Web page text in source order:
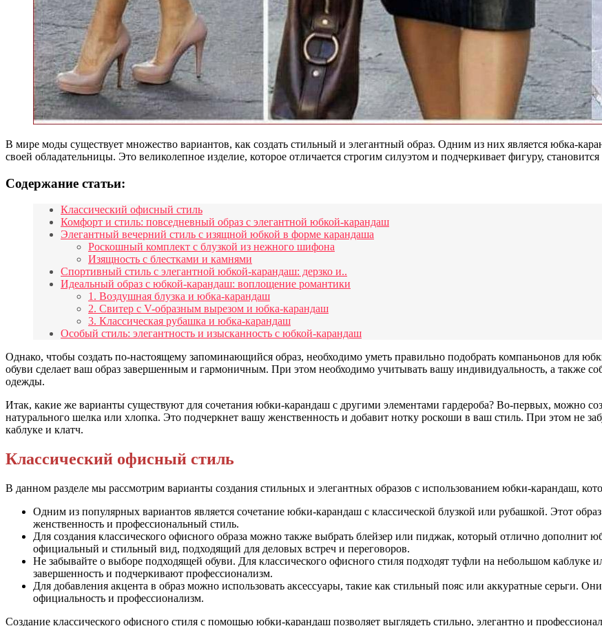
В мире моды существует множество вариантов, как создать стильный и элегантный образ. Одним из них является юбка-
своей обладательницы. Это великолепное изделие, которое отличается строгим силуэтом и подчеркивает фигуру,
Содержание статьи:
Классический офисный стиль
Комфорт и стиль: повседневный образ с элегантной юбкой-карандаш
Элегантный вечерний стиль с изящной юбкой в форме карандаша
Роскошный комплект с блузкой из нежного шифона
Изящность с блестками и камнями
Спортивный стиль с элегантной юбкой-карандаш: дерзко и..
Идеальный образ с юбкой-карандаш: воплощение романтики
1. Воздушная блузка и юбка-карандаш
2. Свитер с V-образным вырезом и юбка-карандаш
3. Классическая рубашка и юбка-карандаш
Особый стиль: элегантность и изысканность с юбкой-карандаш
Однако, чтобы создать по-настоящему запоминающийся образ, необходимо уметь правильно подобрать компаньонов для
обуви сделает ваш образ завершенным и гармоничным. При этом необходимо учитывать вашу индивидуальность, а также
одежды.
Итак, какие же варианты существуют для сочетания юбки-карандаш с другими элементами гардероба? Во-первых, можно
натурального шелка или хлопка. Это подчеркнет вашу женственность и добавит нотку роскоши в ваш стиль. При этом не
каблуке и клатч.
Классический офисный стиль
В данном разделе мы рассмотрим варианты создания стильных и элегантных образов с использованием юбки-карандаш,
Одним из популярных вариантов является сочетание юбки-карандаш с классической блузкой или рубашкой. Этот
женственность и профессиональный стиль.
Для создания классического офисного образа можно также выбрать блейзер или пиджак, который отлично дополнит
официальный и стильный вид, подходящий для деловых встреч и переговоров.
Не забывайте о выборе подходящей обуви. Для классического офисного стиля подходят туфли на небольшом
завершенность и подчеркивают профессионализм.
Для добавления акцента в образ можно использовать аксессуары, такие как стильный пояс или аккуратные серьги.
официальность и профессионализм.
Создание классического офисного стиля с помощью юбки-карандаш позволяет выглядеть стильно, элегантно и